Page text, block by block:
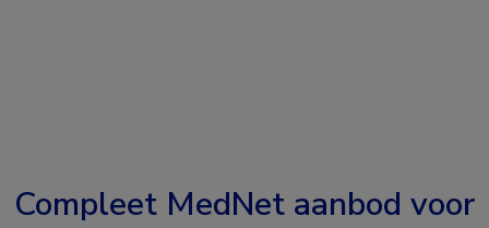
Compleet MedNet aanbod voor